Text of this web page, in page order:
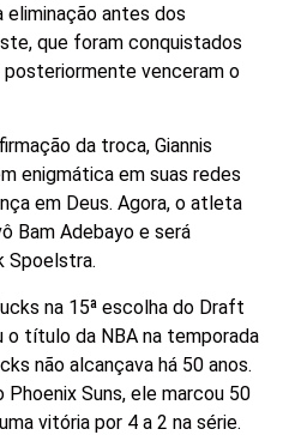
antes dos
que foram conquistados
posteriormente venceram o
da troca, Giannis
enigmática em suas redes
em Deus. Agora, o atleta
Bam Adebayo e será
Spoelstra.
na 15ª escolha do Draft
o título da NBA na temporada
não alcançava há 50 anos.
Suns, ele marcou 50
vitória por 4 a 2 na série.